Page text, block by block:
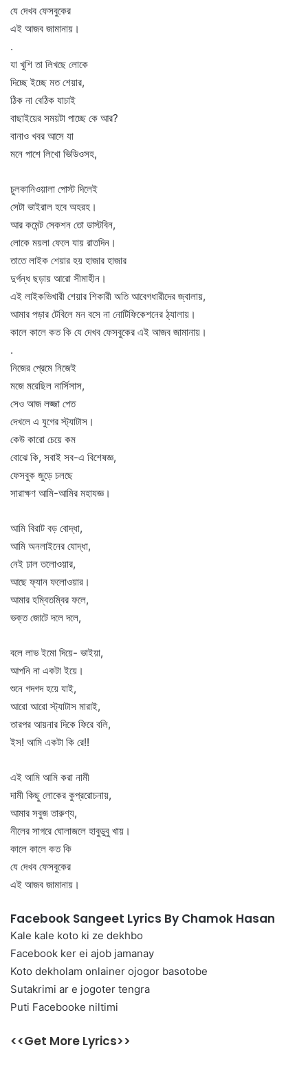
যে দেখব ফেসবুকের
এই আজব জামানায়।
.
যা খুশি তা লিখছে লোকে
দিচ্ছে ইচ্ছে মত শেয়ার,
ঠিক না বেঠিক যাচাই
বাছাইয়ের সময়টা পাচ্ছে কে আর?
বানাও খবর আসে যা
মনে পাশে লিখো ভিডিওসহ,
চুলকানিওয়ালা পোস্ট দিলেই
সেটা ভাইরাল হবে অহরহ।
আর কমেন্ট সেকশন তো ডাস্টবিন,
লোকে ময়লা ফেলে যায় রাতদিন।
তাতে লাইক শেয়ার হয় হাজার হাজার
দুর্গন্ধ ছড়ায় আরো সীমাহীন।
এই লাইকভিখারী শেয়ার শিকারী অতি আবেগধারীদের জ্বালায়,
আমার পড়ার টেবিলে মন বসে না নোটিফিকেশনের ঠ্যালায়।
কালে কালে কত কি যে দেখব ফেসবুকের এই আজব জামানায়।
.
নিজের প্রেমে নিজেই
মজে মরেছিল নার্সিসাস,
সেও আজ লজ্জা পেত
দেখলে এ যুগের স্ট্যাটাস।
কেউ কারো চেয়ে কম
বোঝে কি, সবাই সব-এ বিশেষজ্ঞ,
ফেসবুক জুড়ে চলছে
সারাক্ষণ আমি-আমির মহাযজ্ঞ।
আমি বিরাট বড় বোদ্ধা,
আমি অনলাইনের যোদ্ধা,
নেই ঢাল তলোওয়ার,
আছে ফ্যান ফলোওয়ার।
আমার হম্বিতম্বির ফলে,
ভক্ত জোটে দলে দলে,
বলে লাভ ইমো দিয়ে- ভাইয়া,
আপনি না একটা ইয়ে।
শুনে গদগদ হয়ে যাই,
আরো আরো স্ট্যাটাস মারাই,
তারপর আয়নার দিকে ফিরে বলি,
ইস! আমি একটা কি রে!!
এই আমি আমি করা নামী
দামী কিছু লোকের কুপ্ররোচনায়,
আমার সবুজ তারুণ্য,
নীলের সাগরে ঘোলাজলে হাবুডুবু খায়।
কালে কালে কত কি
যে দেখব ফেসবুকের
এই আজব জামানায়।
Facebook Sangeet Lyrics By Chamok Hasan
Kale kale koto ki ze dekhbo
Facebook ker ei ajob jamanay
Koto dekholam onlainer ojogor basotobe
Sutakrimi ar e jogoter tengra
Puti Facebooke niltimi
<<Get More Lyrics>>